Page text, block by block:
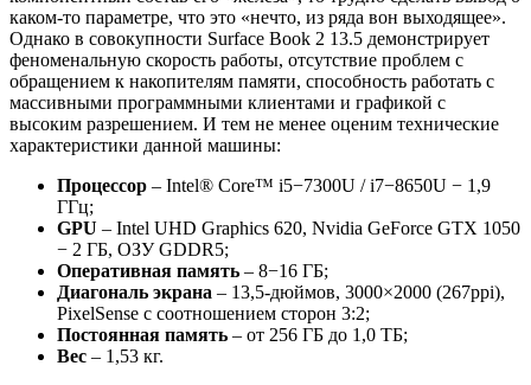
каком-то параметре, что это «нечто, из ряда вон выходящее».
Однако в совокупности Surface Book 2 13.5 демонстрирует
феноменальную скорость работы, отсутствие проблем с
обращением к накопителям памяти, способность работать с
массивными программными клиентами и графикой с
высоким разрешением. И тем не менее оценим технические
характеристики данной машины:
Процессор – Intel® Core™ i5−7300U / i7−8650U − 1,9
ГГц;
GPU – Intel UHD Graphics 620, Nvidia GeForce GTX 1050
− 2 ГБ, ОЗУ GDDR5;
Оперативная память – 8−16 ГБ;
Диагональ экрана – 13,5-дюймов, 3000×2000 (267ppi),
PixelSense с соотношением сторон 3:2;
Постоянная память – от 256 ГБ до 1,0 ТБ;
Вес – 1,53 кг.